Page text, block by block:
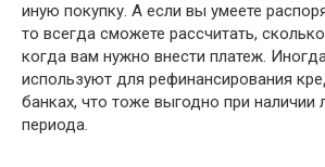
иную покупку. А если вы умеете
то всегда сможете рассчитать,
когда вам нужно внести платеж.
используют для рефинансирования
банках, что тоже выгодно при наличии
периода.